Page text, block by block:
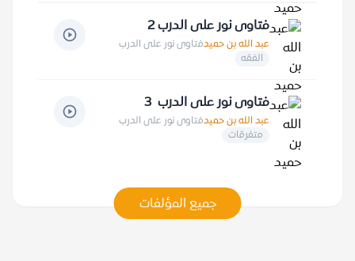
فتاوى نور على الدرب 2
عبد الله بن حميدفتاوى نور على الدرب
الفقه
فتاوى نور على الدرب 3
عبد الله بن حميدفتاوى نور على الدرب
متفرقات
جميع المؤلفات